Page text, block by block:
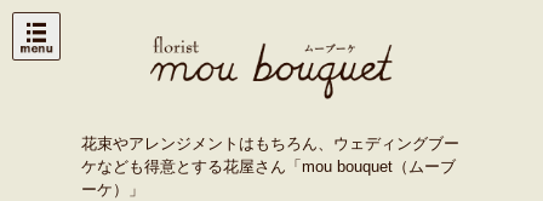
Skip
花束やアレンジメントはもちろん、ウェディングブー
ケなども得意とする花屋さん「mou bouquet（ムーブ
ーケ）」